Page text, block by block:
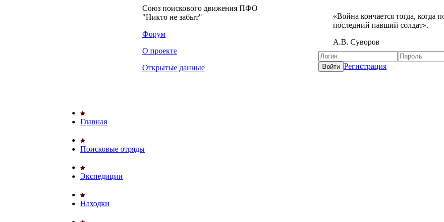
Союз поискового движения ПФО
"Никто не забыт"
Форум
О проекте
Открытые данные
«Война кончается тогда, когда
последний павший солдат».
А.В. Суворов
Регистрация
Главная
Поисковые отряды
Экспедиции
Находки